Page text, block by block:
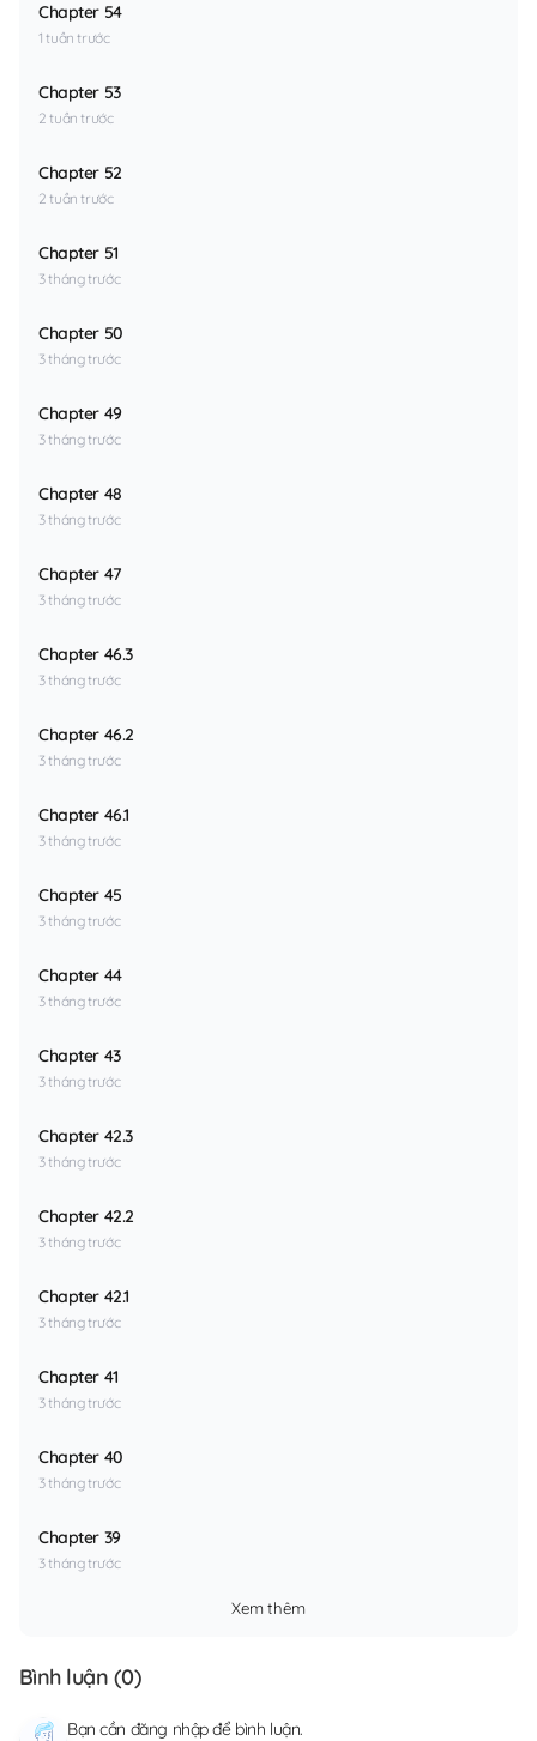
Chapter 54
1 tuần trước
Chapter 53
2 tuần trước
Chapter 52
2 tuần trước
Chapter 51
3 tháng trước
Chapter 50
3 tháng trước
Chapter 49
3 tháng trước
Chapter 48
3 tháng trước
Chapter 47
3 tháng trước
Chapter 46.3
3 tháng trước
Chapter 46.2
3 tháng trước
Chapter 46.1
3 tháng trước
Chapter 45
3 tháng trước
Chapter 44
3 tháng trước
Chapter 43
3 tháng trước
Chapter 42.3
3 tháng trước
Chapter 42.2
3 tháng trước
Chapter 42.1
3 tháng trước
Chapter 41
3 tháng trước
Chapter 40
3 tháng trước
Chapter 39
3 tháng trước
Xem thêm
Bình luận (0)
Bạn cần đăng nhậpđể bình luận.